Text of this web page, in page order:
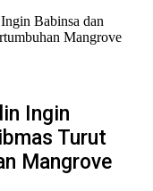
Babinsa dan
Mangrove
Ingin
Turut
Mangrove